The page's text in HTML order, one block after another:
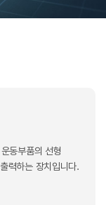
동부품의 선형
력하는 장치입니다.